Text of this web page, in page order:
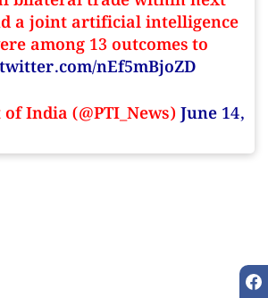
a joint artificial intelligence
among 13 outcomes to
nEf5mBjoZD
India (@PTI_News) June 14,